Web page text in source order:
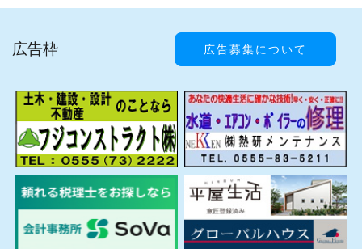
広告枠 広告募集について